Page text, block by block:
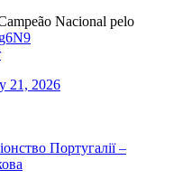
Nacional pelo
21, 2026
Португалії –